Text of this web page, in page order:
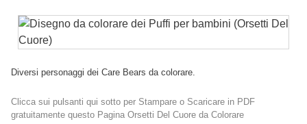
Diversi personaggi dei Care Bears da colorare.
Clicca sui pulsanti qui sotto per Stampare o Scaricare in PDF
gratuitamente questo Pagina Orsetti Del Cuore da Colorare